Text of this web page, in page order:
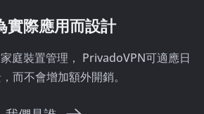
實際應用而設計
庭裝置管理， PrivadoVPN可適應日
而不會增加額外開銷。